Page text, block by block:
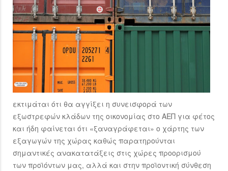
εκτιμάται ότι θα αγγίξει η συνεισφορά των
εξωστρεφών κλάδων της οικονομίας στο ΑΕΠ για φέτος
και ήδη φαίνεται ότι «ξαναγράφεται» ο χάρτης των
εξαγωγών της χώρας καθώς παρατηρούνται
σημαντικές ανακατατάξεις στις χώρες προορισμού
των προϊόντων μας, αλλά και στην προϊοντική σύνθεση